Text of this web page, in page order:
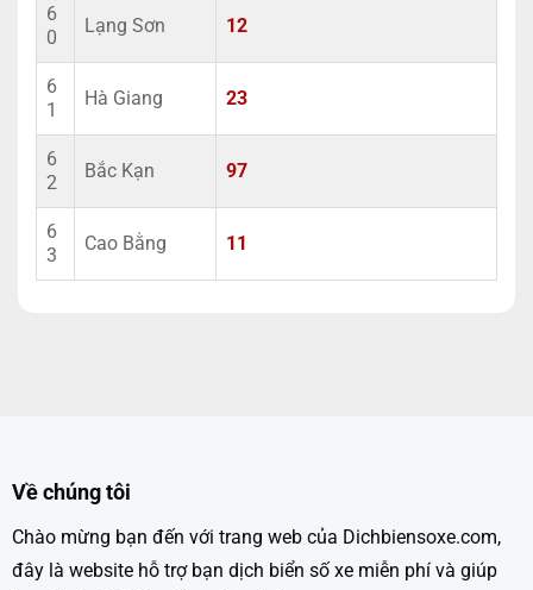
6
0
Lạng Sơn 12
6
1
Hà Giang 23
6
2
Bắc Kạn 97
6
3
Cao Bằng 11
Về chúng tôi
Chào mừng bạn đến với trang web của Dichbiensoxe.com,
đây là website hỗ trợ bạn dịch biển số xe miễn phí và giúp